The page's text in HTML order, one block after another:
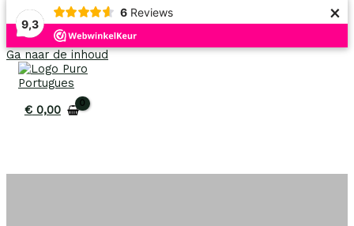
9,3
6 Reviews ×
Ga naar de inhoud
€0,00